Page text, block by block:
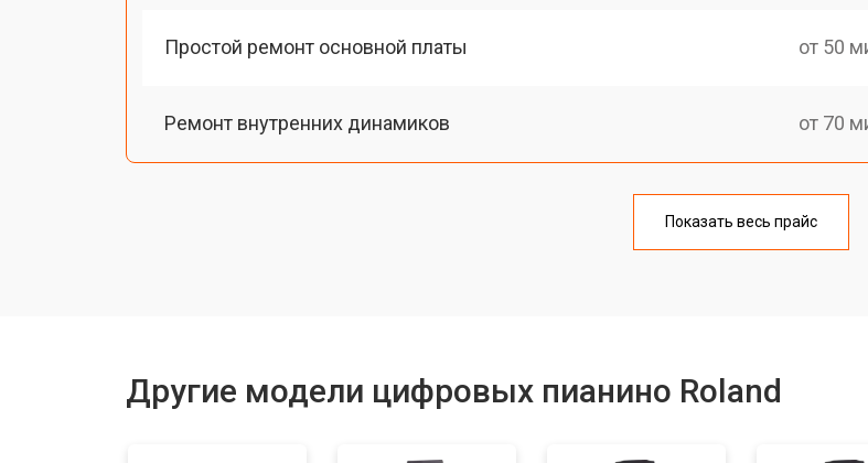
Простой ремонт основной платы от 50
Ремонт внутренних динамиков от 70
от 50
Показать весь прайс
Другие модели цифровых пианино Roland